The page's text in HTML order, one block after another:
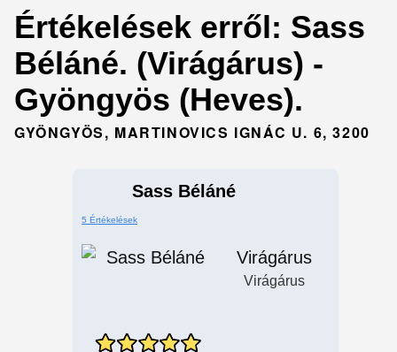
Értékelések erről: Sass
Béláné. (Virágárus) -
Gyöngyös (Heves).
GYÖNGYÖS, MARTINOVICS IGNÁC U. 6, 3200
Sass Béláné
5 Értékelések
Virágárus
Virágárus